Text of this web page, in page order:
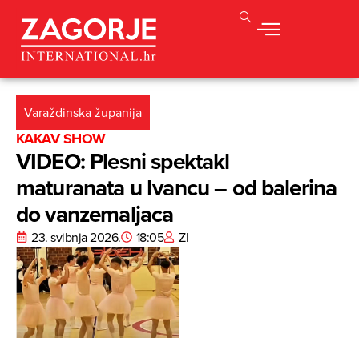
Varaždinska županija
KAKAV SHOW
VIDEO: Plesni spektakl
maturanata u Ivancu – od balerina
do vanzemaljaca
23. svibnja 2026. 18:05 ZI